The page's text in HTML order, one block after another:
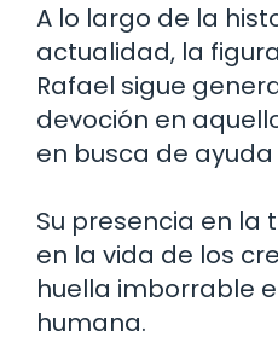
A lo largo de la
actualidad, la
Rafael sigue
devoción en
en busca de
Su presencia en la
en la vida de los
huella imborrable
humana.